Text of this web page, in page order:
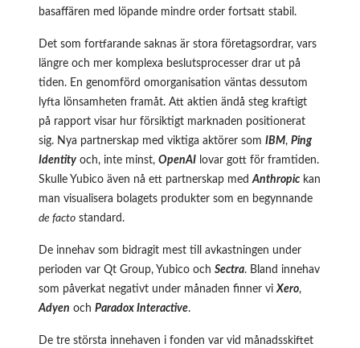
basaffären med löpande mindre order fortsatt stabil.
Det som fortfarande saknas är stora företagsordrar, vars
längre och mer komplexa beslutsprocesser drar ut på
tiden. En genomförd omorganisation väntas dessutom
lyfta lönsamheten framåt. Att aktien ändå steg kraftigt
på rapport visar hur försiktigt marknaden positionerat
sig. Nya partnerskap med viktiga aktörer som IBM, Ping
Identity och, inte minst, OpenAI lovar gott för framtiden.
Skulle Yubico även nå ett partnerskap medAnthropic kan
man visualisera bolagets produkter som en begynnande
de facto standard.
De innehav som bidragit mest till avkastningen under
perioden var Qt Group, Yubico och Sectra. Bland innehav
som påverkat negativt under månaden finner viXero,
Adyen och Paradox Interactive.
De tre största innehaven i fonden var vid månadsskiftet